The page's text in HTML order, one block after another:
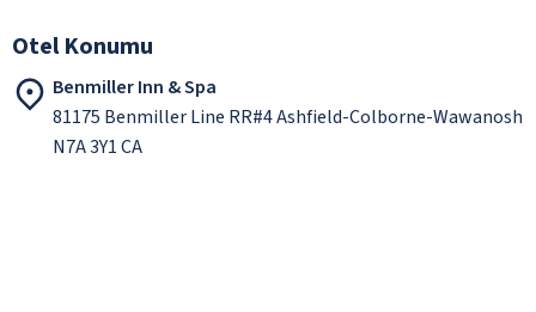
Otel Konumu
Benmiller Inn & Spa
81175 Benmiller Line RR#4 Ashfield-Colborne-Wawanosh
N7A 3Y1 CA